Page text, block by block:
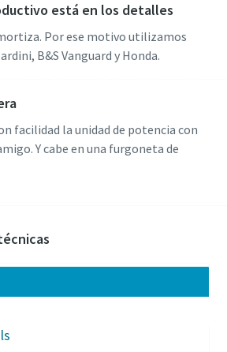
está en los detalles
Por ese motivo utilizamos
B&S Vanguard y Honda.
facilidad la unidad de potencia con
Y cabe en una furgoneta de